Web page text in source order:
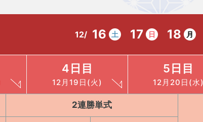
12/ 16 土 17 日 18 月
4日目
12月19日(火)
5日目
12月20日(水)
2連勝単式